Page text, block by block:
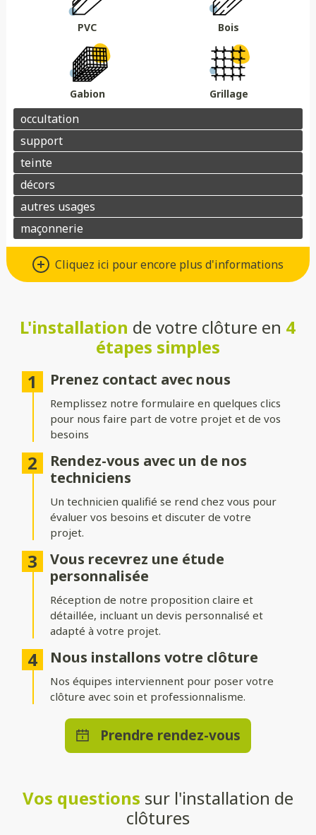
PVC Bois
Gabion Grillage
Couvertine
Cliquez ici pour encore plus d'informations
Un grand choix de matériaux de
qualité
: moderne, léger et résistant à la corrosion.
Composite
d’entretien.
: économique, durable et facile à entretenir.
Bois: naturel et chaleureux, idéal pour un extérieur
authentique.
: robuste et contemporain, avec une touche minérale.
: simple, efficace et modulable selon vos besoins.
Différentes options d’occultation
Selon vos envies et vos besoins, nos clôtures peuvent être :
Pleinement occultantes: pour garantir une intimité
maximale.
Ajourées
: pour laisser passer la lumière tout en délimitant
votre espace.
Brise-vue ou brise-vent: pour allier confort et esthétisme.
Une pose adaptée à votre terrain
Que vous souhaitiez une clôture posée directement au sol ou
Un large choix de teintes et de
L'installation de votre clôture en 4
étapes simples
Prenez contact avec nous
Remplissez notre formulaire en quelques clics
pour nous faire part de votre projet et de vos
besoins
Rendez-vous avec un de nos
techniciens
Un technicien qualifié se rend chez vous pour
évaluer vos besoins et discuter de votre
projet.
Vous recevrez une étude
personnalisée
Réception de notre proposition claire et
détaillée, incluant un devis personnalisé et
adapté à votre projet.
Nous installons votre clôture
Nos équipes interviennent pour poser votre
clôture avec soin et professionnalisme.
Prendre rendez-vous
Vos questions sur l'installation de
clôtures